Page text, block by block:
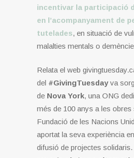
incentivar la participació
en l’acompanyament de
tutelades, en situació de
malalties mentals o
Relata el web
del #GivingTuesdayva
de Nova York, una ONG
més de 100 anys a les obres
Fundació de les Nacions
aportat la seva experiència
difusió de projectes